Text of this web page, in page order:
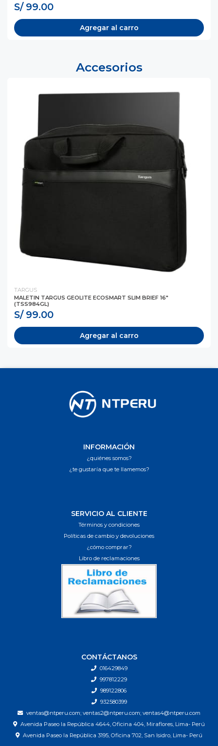
S/ 99.00
Agregar al carro
Accesorios
TARGUS
MALETIN TARGUS GEOLITE ECOSMART SLIM BRIEF 16"
(TSS984GL)
S/ 99.00
Agregar al carro
INFORMACIÓN
¿quiénes somos?
¿te gustaría que te llamemos?
SERVICIO AL CLIENTE
Términos y condiciones
Políticas de cambio y devoluciones
¿cómo comprar?
Libro de reclamaciones
CONTÁCTANOS
016429849
997812229
989122806
932580399
ventas@ntperu.com; ventas2@ntperu.com; ventas4@ntperu.com
Avenida Paseo la República 4644, Oficina 404, Miraflores, Lima- Perú
Avenida Paseo la República 3195, Oficina 702, San Isidro, Lima- Perú